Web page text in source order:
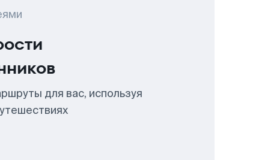
для вас, используя